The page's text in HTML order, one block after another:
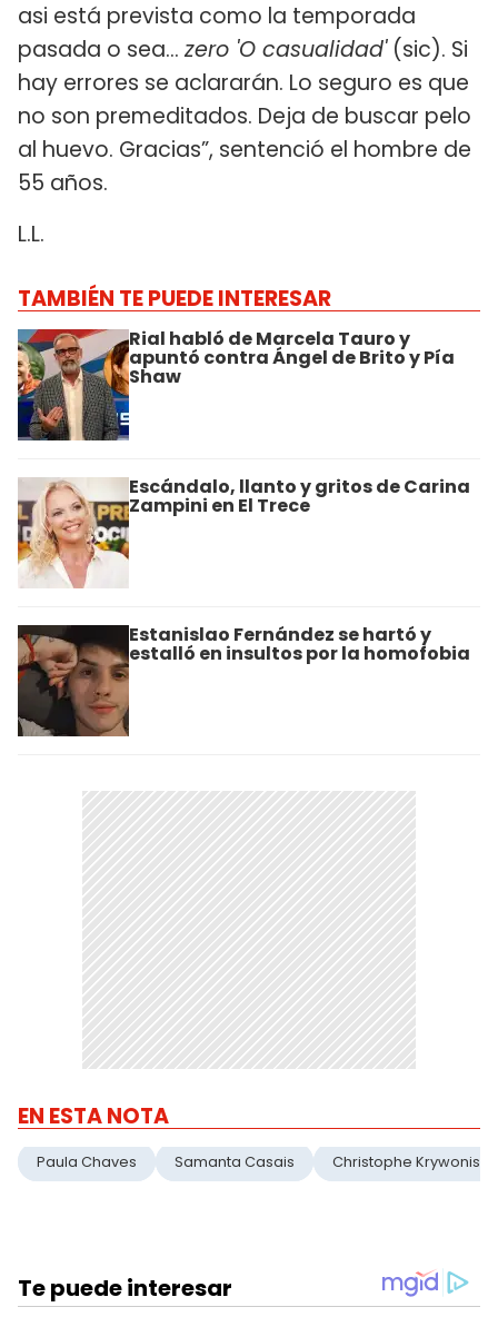
asi está prevista como la temporada
pasada o sea... zero 'O casualidad'(sic). Si
hay errores se aclararán. Lo seguro es que
no son premeditados. Deja de buscar pelo
al huevo. Gracias”, sentenció el hombre de
55 años.
L.L.
TAMBIÉN TE PUEDE INTERESAR
Rial habló de Marcela Tauro y
apuntó contra Ángel de Brito y Pía
Shaw
Escándalo, llanto y gritos de Carina
Zampini en El Trece
Estanislao Fernández se hartó y
estalló en insultos por la homofobia
EN ESTA NOTA
Paula Chaves Samanta Casais Christophe Krywonis